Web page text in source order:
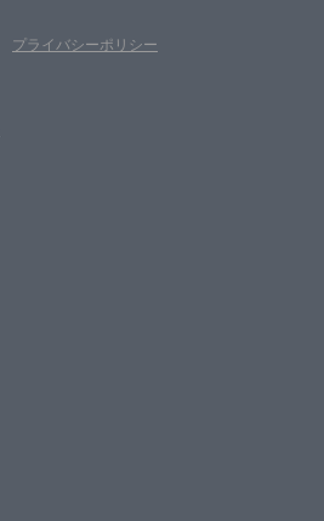
プライバシーポリシー